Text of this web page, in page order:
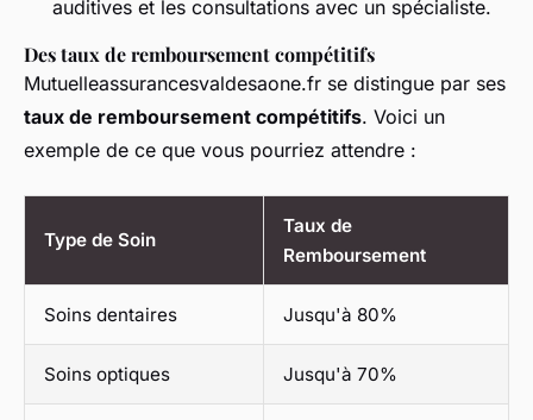
auditives et les consultations avec un spécialiste.
Des taux de remboursement compétitifs
Mutuelleassurancesvaldesaone.fr se distingue par ses
taux de remboursement compétitifs. Voici un
exemple de ce que vous pourriez attendre :
Type de Soin
Taux de
Remboursement
Soins dentaires Jusqu'à 80%
Soins optiques Jusqu'à 70%